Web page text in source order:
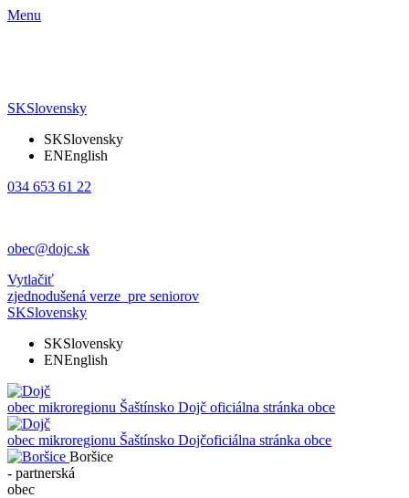
Menu
SKSlovensky
SKSlovensky
ENEnglish
034 653 61 22
obec@dojc.sk
Vytlačiť
zjednodušená verze pre seniorov
SKSlovensky
SKSlovensky
ENEnglish
obec mikroregionu Šaštínsko Dojč oficiálna stránka obce
obec mikroregionu Šaštínsko Dojčoficiálna stránka obce
Boršice
- partnerská
obec